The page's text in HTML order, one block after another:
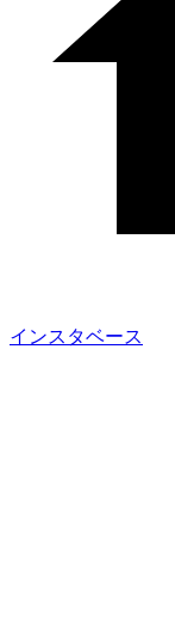
インスタベース